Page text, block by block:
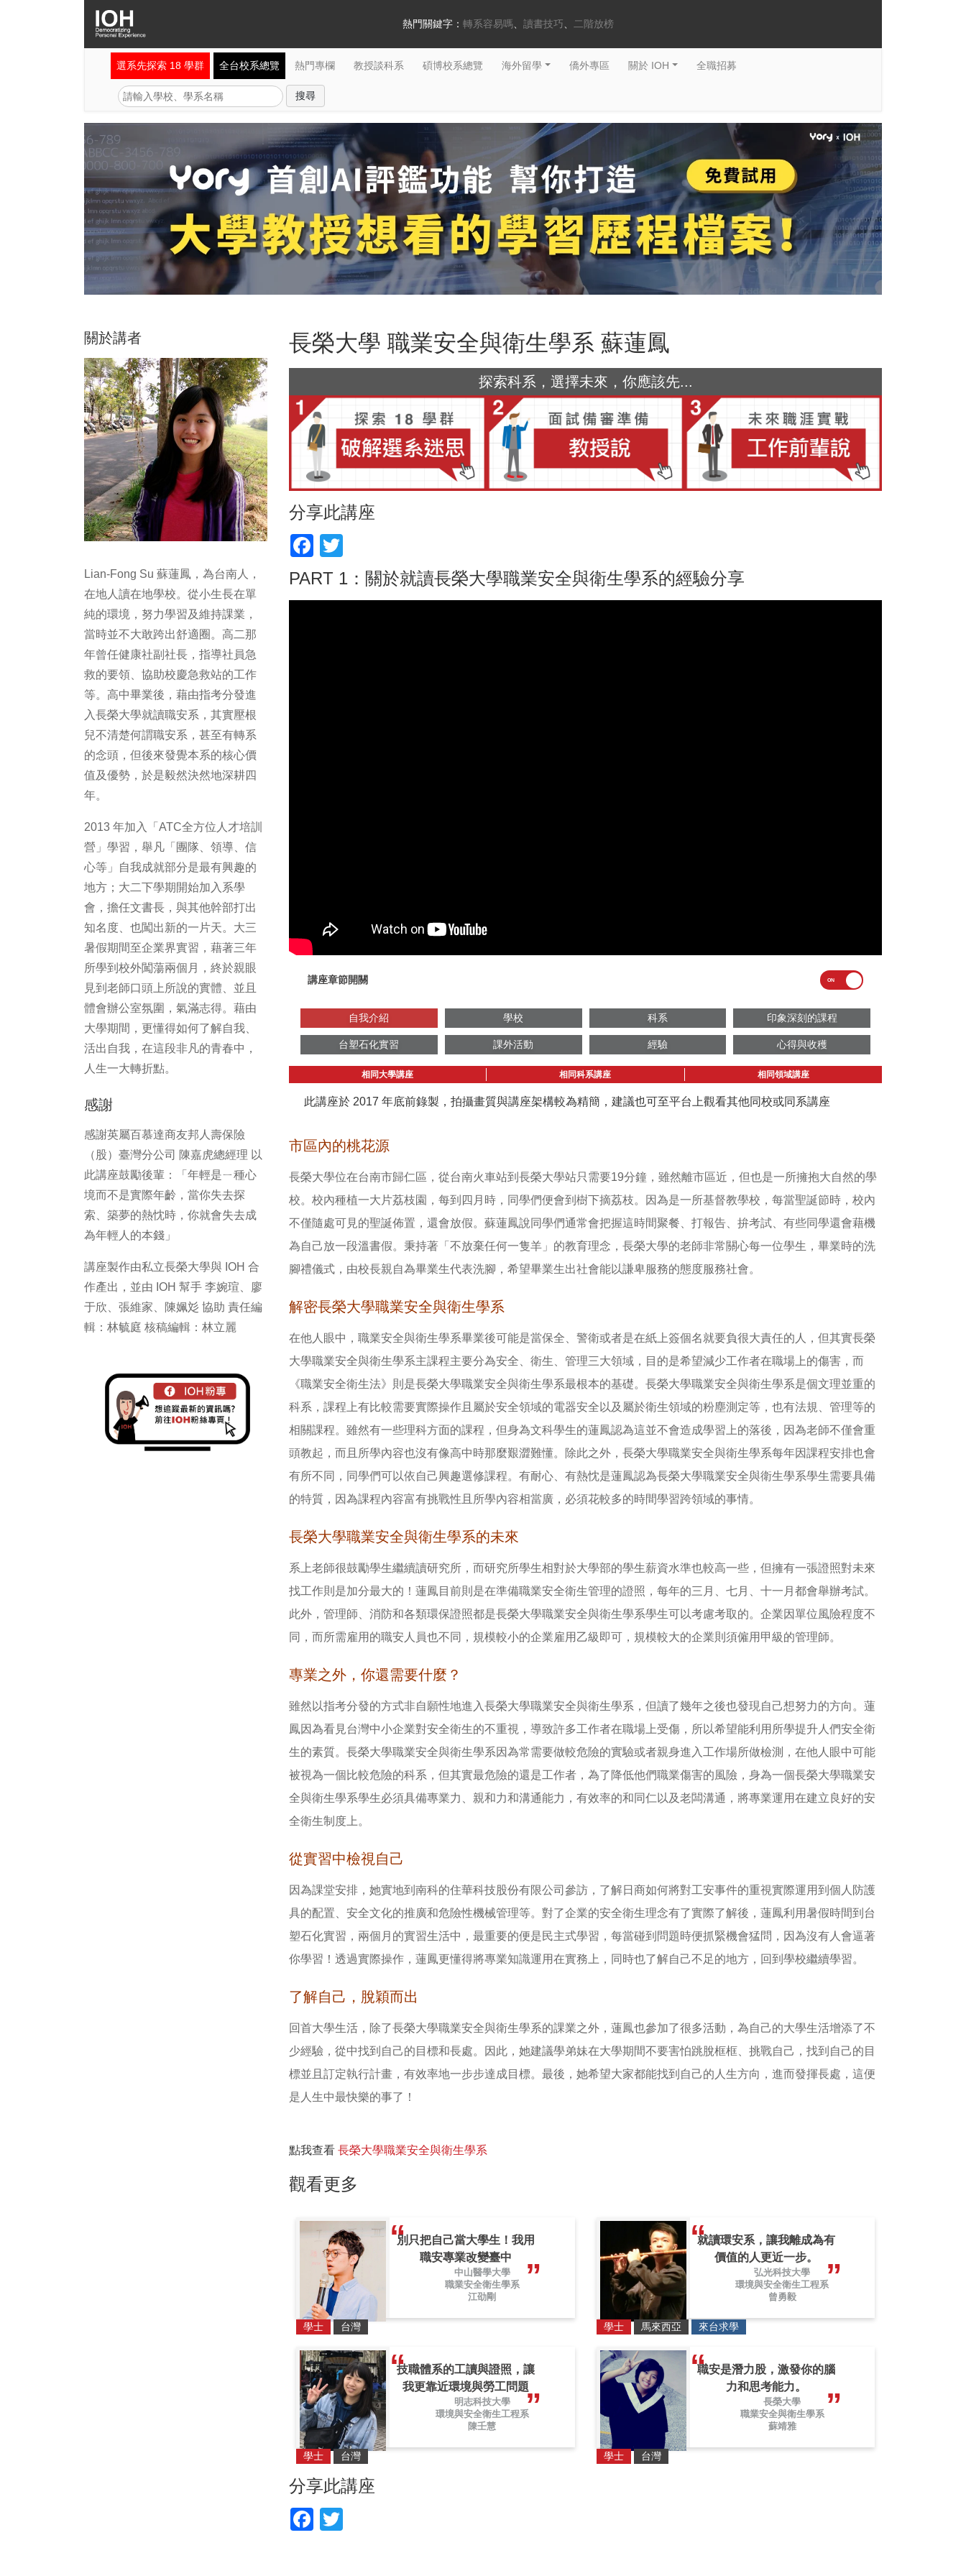
熱門關鍵字： 轉系容易嗎 讀書技巧 二階放榜
選系先探索 18 學群 全台校系總覽 熱門專欄 教授談科系 碩博校系總覽 海外留學 僑外專區 關於 IOH 全職招募
關於講者
Lian-Fong Su 蘇蓮鳳，為台南人，
在地人讀在地學校。從小生長在單
純的環境，努力學習及維持課業，
當時並不大敢跨出舒適圈。高二那
年曾任健康社副社長，指導社員急
救的要領、協助校慶急救站的工作
等。高中畢業後，藉由指考分發進
入長榮大學就讀職安系，其實壓根
兒不清楚何謂職安系，甚至有轉系
的念頭，但後來發覺本系的核心價
值及優勢，於是毅然決然地深耕四
年。
2013 年加入「ATC全方位人才培訓
營」學習，舉凡「團隊、領導、信
心等」自我成就部分是最有興趣的
地方；大二下學期開始加入系學
會，擔任文書長，與其他幹部打出
知名度、也闖出新的一片天。大三
暑假期間至企業界實習，藉著三年
所學到校外闖蕩兩個月，終於親眼
見到老師口頭上所說的實體、並且
體會辦公室氛圍，氣滿志得。藉由
大學期間，更懂得如何了解自我、
活出自我，在這段非凡的青春中，
人生一大轉折點。
感謝
感謝英屬百慕達商友邦人壽保險
（股）臺灣分公司 陳嘉虎總經理 以
此講座鼓勵後輩：「年輕是ㄧ種心
境而不是實際年齡，當你失去探
索、築夢的熱忱時，你就會失去成
為年輕人的本錢」
講座製作由私立長榮大學與 IOH 合
作產出，並由 IOH 幫手 李婉瑄、廖
于欣、張維家、陳姵彣 協助 責任編
輯：林毓庭 核稿編輯：林立麗
長榮大學 職業安全與衛生學系 蘇蓮鳳
探索科系，選擇未來，你應該先...
分享此講座
Facebook
PART 1：關於就讀長榮大學職業安全與衛生學系的經驗分享
講座章節開關
自我介紹 學校 科系 印象深刻的課程
台塑石化實習 課外活動 經驗 心得與收穫
相同大學講座 相同科系講座 相同領域講座
此講座於 2017 年底前錄製，拍攝畫質與講座架構較為精簡，建議也可至平台上觀看其他同校或同系講座
市區內的桃花源
長榮大學位在台南市歸仁區，從台南火車站到長榮大學站只需要19分鐘，雖然離市區近，但也是一所擁抱大自然的學
校。校內種植一大片荔枝園，每到四月時，同學們便會到樹下摘荔枝。因為是一所基督教學校，每當聖誕節時，校內
不僅隨處可見的聖誕佈置，還會放假。蘇蓮鳳說同學們通常會把握這時間聚餐、打報告、拚考試、有些同學還會藉機
為自己放一段溫書假。秉持著「不放棄任何一隻羊」的教育理念，長榮大學的老師非常關心每一位學生，畢業時的洗
腳禮儀式，由校長親自為畢業生代表洗腳，希望畢業生出社會能以謙卑服務的態度服務社會。
解密長榮大學職業安全與衛生學系
在他人眼中，職業安全與衛生學系畢業後可能是當保全、警衛或者是在紙上簽個名就要負很大責任的人，但其實長榮
大學職業安全與衛生學系主課程主要分為安全、衛生、管理三大領域，目的是希望減少工作者在職場上的傷害，而
《職業安全衛生法》則是長榮大學職業安全與衛生學系最根本的基礎。長榮大學職業安全與衛生學系是個文理並重的
科系，課程上有比較需要實際操作且屬於安全領域的電器安全以及屬於衛生領域的粉塵測定等，也有法規、管理等的
相關課程。雖然有一些理科方面的課程，但身為文科學生的蓮鳳認為這並不會造成學習上的落後，因為老師不僅會重
頭教起，而且所學內容也沒有像高中時那麼艱澀難懂。除此之外，長榮大學職業安全與衛生學系每年因課程安排也會
有所不同，同學們可以依自己興趣選修課程。有耐心、有熱忱是蓮鳳認為長榮大學職業安全與衛生學系學生需要具備
的特質，因為課程內容富有挑戰性且所學內容相當廣，必須花較多的時間學習跨領域的事情。
長榮大學職業安全與衛生學系的未來
系上老師很鼓勵學生繼續讀研究所，而研究所學生相對於大學部的學生薪資水準也較高一些，但擁有一張證照對未來
找工作則是加分最大的！蓮鳳目前則是在準備職業安全衛生管理的證照，每年的三月、七月、十一月都會舉辦考試。
此外，管理師、消防和各類環保證照都是長榮大學職業安全與衛生學系學生可以考慮考取的。企業因單位風險程度不
同，而所需雇用的職安人員也不同，規模較小的企業雇用乙級即可，規模較大的企業則須僱用甲級的管理師。
專業之外，你還需要什麼？
雖然以指考分發的方式非自願性地進入長榮大學職業安全與衛生學系，但讀了幾年之後也發現自己想努力的方向。蓮
鳳因為看見台灣中小企業對安全衛生的不重視，導致許多工作者在職場上受傷，所以希望能利用所學提升人們安全衛
生的素質。長榮大學職業安全與衛生學系因為常需要做較危險的實驗或者親身進入工作場所做檢測，在他人眼中可能
被視為一個比較危險的科系，但其實最危險的還是工作者，為了降低他們職業傷害的風險，身為一個長榮大學職業安
全與衛生學系學生必須具備專業力、親和力和溝通能力，有效率的和同仁以及老闆溝通，將專業運用在建立良好的安
全衛生制度上。
從實習中檢視自己
因為課堂安排，她實地到南科的住華科技股份有限公司參訪，了解日商如何將對工安事件的重視實際運用到個人防護
具的配置、安全文化的推廣和危險性機械管理等。對了企業的安全衛生理念有了實際了解後，蓮鳳利用暑假時間到台
塑石化實習，兩個月的實習生活中，最重要的便是民主式學習，每當碰到問題時便抓緊機會猛問，因為沒有人會逼著
你學習！透過實際操作，蓮鳳更懂得將專業知識運用在實務上，同時也了解自己不足的地方，回到學校繼續學習。
了解自己，脫穎而出
回首大學生活，除了長榮大學職業安全與衛生學系的課業之外，蓮鳳也參加了很多活動，為自己的大學生活增添了不
少經驗，從中找到自己的目標和長處。因此，她建議學弟妹在大學期間不要害怕跳脫框框、挑戰自己，找到自己的目
標並且訂定執行計畫，有效率地一步步達成目標。最後，她希望大家都能找到自己的人生方向，進而發揮長處，這便
是人生中最快樂的事了！
點我查看 長榮大學職業安全與衛生學系
觀看更多
別只把自己當大學生！我用
職安專業改變臺中
中山醫學大學
職業安全衛生學系
江劭剛
學士 台灣
就讀環安系，讓我離成為有
價值的人更近一步。
弘光科技大學
環境與安全衛生工程系
曾勇毅
學士 馬來西亞 來台求學
技職體系的工讀與證照，讓
我更靠近環境與勞工問題
明志科技大學
環境與安全衛生工程系
陳壬慧
學士 台灣
職安是潛力股，激發你的腦
力和思考能力。
長榮大學
職業安全與衛生學系
蘇靖雅
學士 台灣
分享此講座
Facebook